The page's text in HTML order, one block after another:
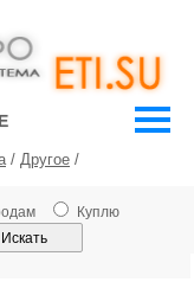
/ Другое /
Куплю